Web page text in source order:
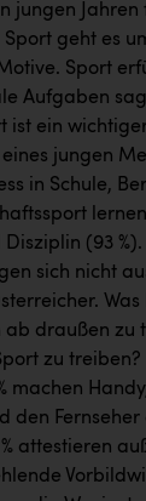
jungen Jahren
Sport geht es
Sport
Aufgaben
ist ein
jungen
in Schule,
(93
sich nicht
draußen zu
zu
machen
den
attestieren